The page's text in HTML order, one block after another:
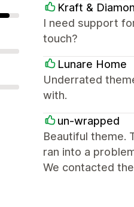
Kraft &
I need support
touch?
Lunare Home
Underrated
with.
un-wrapped
Beautiful theme.
ran into a
We contacted